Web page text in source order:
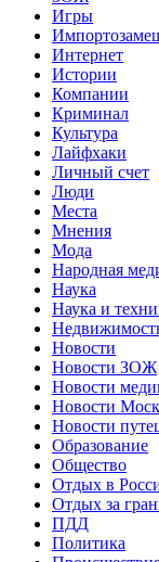
Игры
Интернет
Истории
Компании
Криминал
Культура
Лайфхаки
Личный счет
Люди
Места
Мнения
Мода
Народная
Наука
Наука и
Новости
Новости ЗОЖ
Новости
Новости
Новости
Образование
Общество
Отдых в
Отдых за
ПДД
Политика